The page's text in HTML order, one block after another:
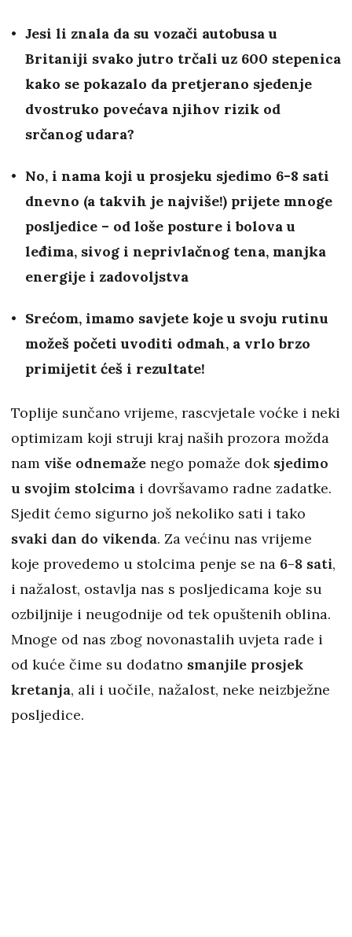
Jesi li znala da su vozači autobusa u
Britaniji svako jutro trčali uz 600 stepenica
kako se pokazalo da pretjerano sjedenje
dvostruko povećava njihov rizik od
srčanog udara?
No, i nama koji u prosjeku sjedimo 6-8 sati
dnevno (a takvih je najviše!) prijete mnoge
posljedice – od loše posture i bolova u
leđima, sivog i neprivlačnog tena, manjka
energije i zadovoljstva
Srećom, imamo savjete koje u svoju rutinu
možeš početi uvoditi odmah, a vrlo brzo
primijetit ćeš i rezultate!
Toplije sunčano vrijeme, rascvjetale voćke i neki
optimizam koji struji kraj naših prozora možda
nam više odnemaže nego pomaže dok sjedimo
u svojim stolcima i dovršavamo radne zadatke.
Sjedit ćemo sigurno još nekoliko sati i tako
svaki dan do vikenda. Za većinu nas vrijeme
koje provedemo u stolcima penje se na 6-8 sati,
i nažalost, ostavlja nas s posljedicama koje su
ozbiljnije i neugodnije od tek opuštenih oblina.
Mnoge od nas zbog novonastalih uvjeta rade i
od kuće čime su dodatno smanjile prosjek
kretanja, ali i uočile, nažalost, neke neizbježne
posljedice.